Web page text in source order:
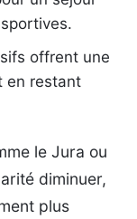
offrent une
en restant
le Jura ou
diminuer,
plus